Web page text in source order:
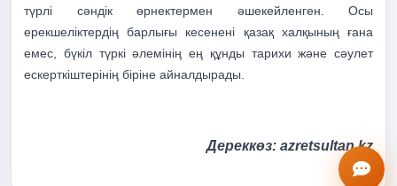
түрлі сәндік өрнектермен әшекейленген. Осы
ерекшеліктердің барлығы кесенені қазақ халқының ғана
емес, бүкіл түркі әлемінің ең құнды тарихи және сәулет
ескерткіштерінің біріне айналдырады.
Дереккөз: azretsultan.kz